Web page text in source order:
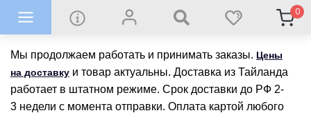
Мы продолжаем работать и принимать заказы. Цены
на доставку и товар актуальны. Доставка из Тайланда
работает в штатном режиме. Срок доставки до РФ 2-
3 недели с момента отправки. Оплата картой любого
0